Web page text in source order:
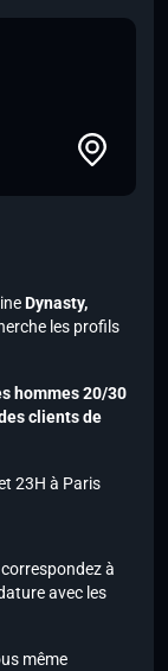
Dynasty,
les profils
hommes 20/30
clients de
23H à Paris
à
avec les
même